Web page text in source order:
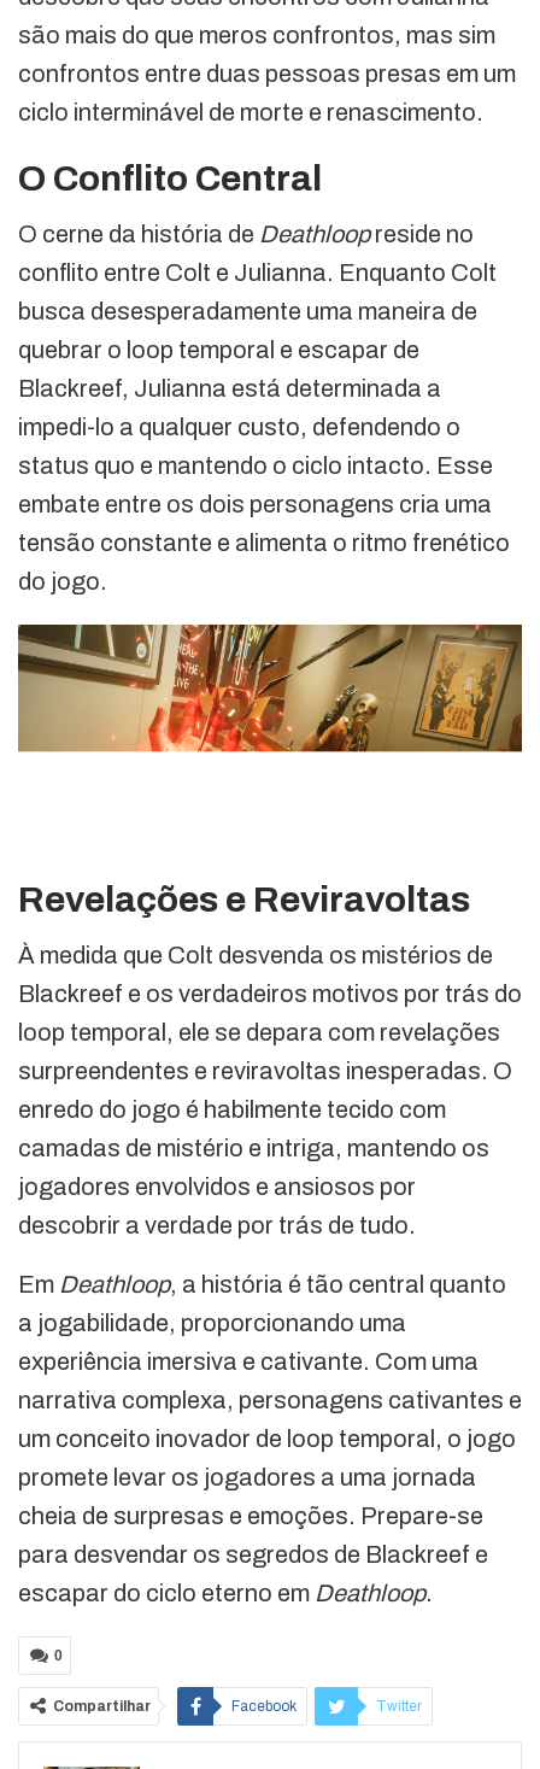
são mais do que meros confrontos, mas sim
confrontos entre duas pessoas presas em um
ciclo interminável de morte e renascimento.
O Conflito Central
O cerne da história de Deathloopreside no
conflito entre Colt e Julianna. Enquanto Colt
busca desesperadamente uma maneira de
quebrar o loop temporal e escapar de
Blackreef, Julianna está determinada a
impedi-lo a qualquer custo, defendendo o
status quo e mantendo o ciclo intacto. Esse
embate entre os dois personagens cria uma
tensão constante e alimenta o ritmo frenético
do jogo.
Revelações e Reviravoltas
À medida que Colt desvenda os mistérios de
Blackreef e os verdadeiros motivos por trás do
loop temporal, ele se depara com revelações
surpreendentes e reviravoltas inesperadas. O
enredo do jogo é habilmente tecido com
camadas de mistério e intriga, mantendo os
jogadores envolvidos e ansiosos por
descobrir a verdade por trás de tudo.
Em Deathloop, a história é tão central quanto
a jogabilidade, proporcionando uma
experiência imersiva e cativante. Com uma
narrativa complexa, personagens cativantes e
um conceito inovador de loop temporal, o jogo
promete levar os jogadores a uma jornada
cheia de surpresas e emoções. Prepare-se
para desvendar os segredos de Blackreef e
escapar do ciclo eterno em Deathloop.
0
Compartilhar Facebook Twitter